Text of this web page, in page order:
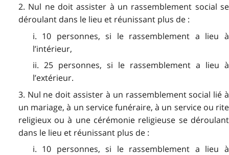
2. Nul ne doit assister à un rassemblement social se
déroulant dans le lieu et réunissant plus de :
i. 10 personnes, si le rassemblement a lieu à
l’intérieur,
ii. 25 personnes, si le rassemblement a lieu à
l’extérieur.
3. Nul ne doit assister à un rassemblement social lié à
un mariage, à un service funéraire, à un service ou rite
religieux ou à une cérémonie religieuse se déroulant
dans le lieu et réunissant plus de :
i. 10 personnes, si le rassemblement a lieu à